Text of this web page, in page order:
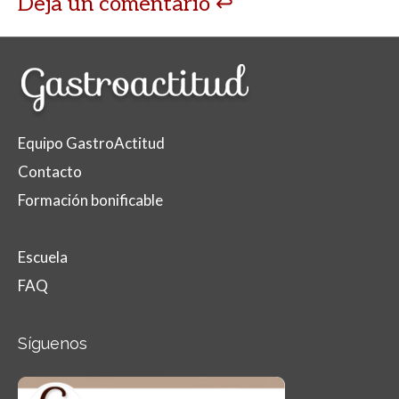
Equipo GastroActitud
Contacto
Formación bonificable
Escuela
FAQ
Síguenos